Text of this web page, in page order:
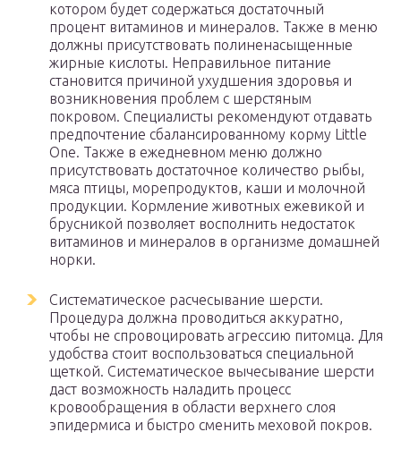
котором будет содержаться достаточный
процент витаминов и минералов. Также в меню
должны присутствовать полиненасыщенные
жирные кислоты. Неправильное питание
становится причиной ухудшения здоровья и
возникновения проблем с шерстяным
покровом. Специалисты рекомендуют отдавать
предпочтение сбалансированному корму Little
One. Также в ежедневном меню должно
присутствовать достаточное количество рыбы,
мяса птицы, морепродуктов, каши и молочной
продукции. Кормление животных ежевикой и
брусникой позволяет восполнить недостаток
витаминов и минералов в организме домашней
норки.
Систематическое расчесывание шерсти.
Процедура должна проводиться аккуратно,
чтобы не спровоцировать агрессию питомца. Для
удобства стоит воспользоваться специальной
щеткой. Систематическое вычесывание шерсти
даст возможность наладить процесс
кровообращения в области верхнего слоя
эпидермиса и быстро сменить меховой покров.